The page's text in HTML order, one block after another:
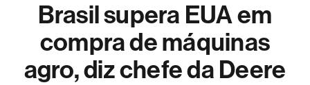
Brasil supera EUA em
compra de máquinas
agro, diz chefe da Deere